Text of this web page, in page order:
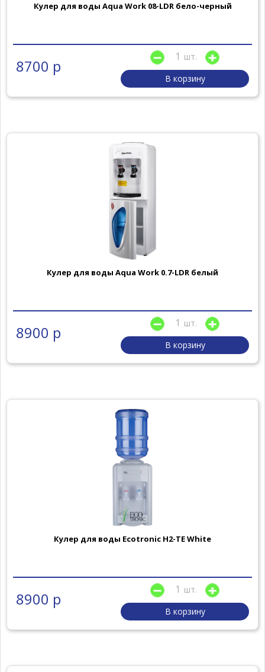
Кулер для воды Aqua Work 08-LDR бело-черный
8700 р
шт.
В корзину
Кулер для воды Aqua Work 0.7-LDR белый
8900 р
шт.
В корзину
Кулер для воды Ecotronic H2-TE White
8900 р
шт.
В корзину